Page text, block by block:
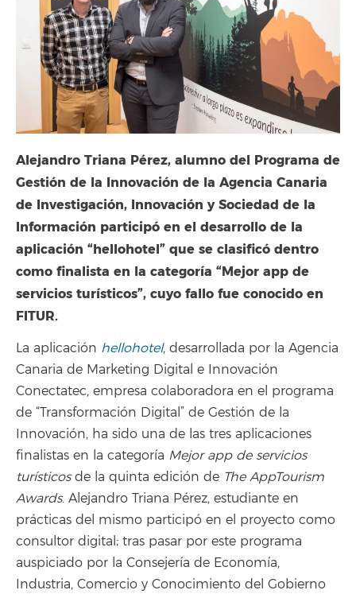
Alejandro Triana Pérez, alumno del Programa de
Gestión de la Innovación de la Agencia Canaria
de Investigación, Innovación y Sociedad de la
Información participó en el desarrollo de la
aplicación “hellohotel” que se clasificó dentro
como finalista en la categoría “Mejor app de
servicios turísticos”, cuyo fallo fue conocido en
FITUR.
La aplicación hellohotel, desarrollada por la Agencia
Canaria de Marketing Digital e Innovación
Conectatec, empresa colaboradora en el programa
de “Transformación Digital” de Gestión de la
Innovación, ha sido una de las tres aplicaciones
finalistas en la categoría Mejor app de servicios
turísticosde la quinta edición de The AppTourism
Awards. Alejandro Triana Pérez, estudiante en
prácticas del mismo participó en el proyecto como
consultor digital; tras pasar por este programa
auspiciado por la Consejería de Economía,
Industria, Comercio y Conocimiento del Gobierno